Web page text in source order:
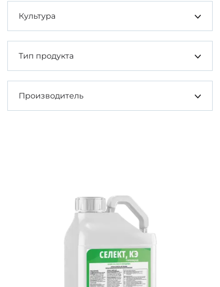
Культура
Тип продукта
Производитель